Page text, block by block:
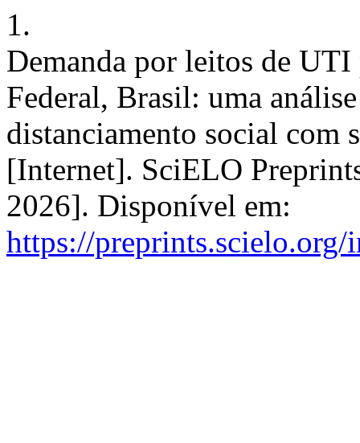
1.
Demanda por leitos de
Federal, Brasil: uma
distanciamento social com
[Internet]. SciELO
2026]. Disponível em:
https://